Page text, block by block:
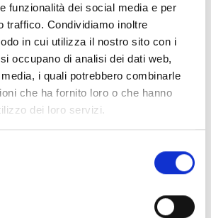
funzionalità dei social media e per
traffico. Condividiamo inoltre
in cui utilizza il nostro sito con i
occupano di analisi dei dati web,
i quali potrebbero combinarle
che ha fornito loro o che hanno
dei loro servizi.
prevede però un sistema
e premi articolato in tre livelli.
neocooperative iscritti al
accesso gratuitoagli strumenti di
della piattaformaIndicoo.
che supereranno la
idee imprenditoriali
finalizzato a trasformare l’idea
a un
corso di formazione
esperti;
per l’affinamento del